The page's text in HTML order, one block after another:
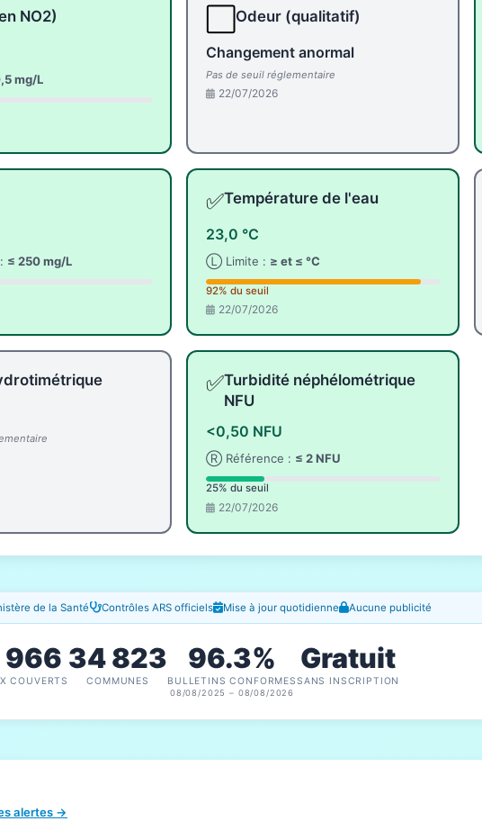
NO2)
mg/L
Odeur (qualitatif)
Changement anormal
Pas de seuil réglementaire
22/07/2026
≤ 250 mg/L
✅Température de l'eau
23,0 °C
Ⓛ Limite : ≥ et ≤ °C
92% du seuil
22/07/2026
✅Turbidité néphélométrique
NFU
<0,50 NFU
Ⓡ Référence : ≤ 2 NFU
25% du seuil
22/07/2026
de la Santé Contrôles ARS officiels Mise à jour quotidienne Aucune publicité
966
COUVERTS
34 823
COMMUNES
96.3%
BULLETINS CONFORMES
08/08/2025 – 08/08/2026
Gratuit
SANS INSCRIPTION
alertes →